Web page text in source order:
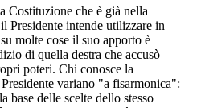
Costituzione che è già nella
Presidente intende utilizzare in
molte cose il suo apporto è
di quella destra che accusò
poteri. Chi conosce la
variano "a fisarmonica":
base delle scelte dello stesso